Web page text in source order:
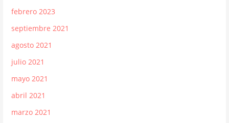
febrero 2023
septiembre 2021
agosto 2021
julio 2021
mayo 2021
abril 2021
marzo 2021